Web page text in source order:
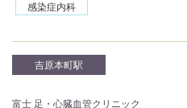
感染症内科
吉原本町駅
富士 足・心臓血管クリニック